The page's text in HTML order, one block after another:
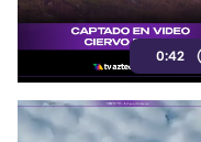
0:42